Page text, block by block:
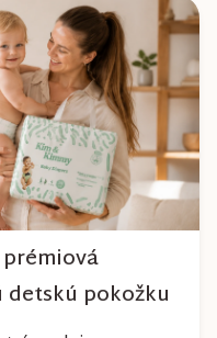
si však
spoľahlivo slúžiť
vzhľ...
pokožku